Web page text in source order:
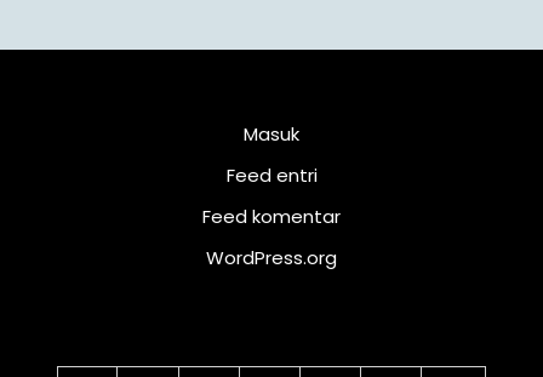
Masuk
Feed entri
Feed komentar
WordPress.org